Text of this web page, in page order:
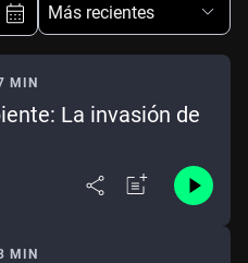
Más recientes
MIN
La invasión de
MIN